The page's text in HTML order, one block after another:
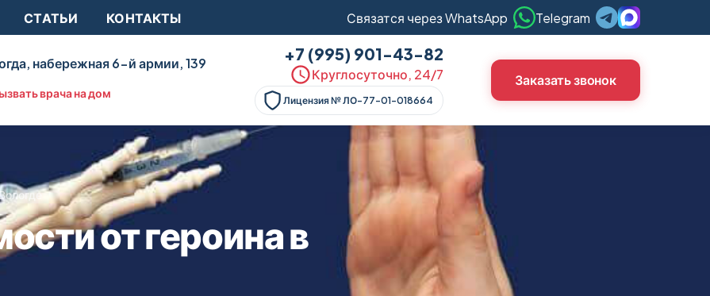
СТАТЬИ КОНТАКТЫ Связатся через WhatsApp Telegram
набережная 6-й армии, 139
врача на дом
+7 (995) 901-43-82
Круглосуточно, 24/7
Лицензия № ЛО-77-01-018664
Заказать звонок
от героина в